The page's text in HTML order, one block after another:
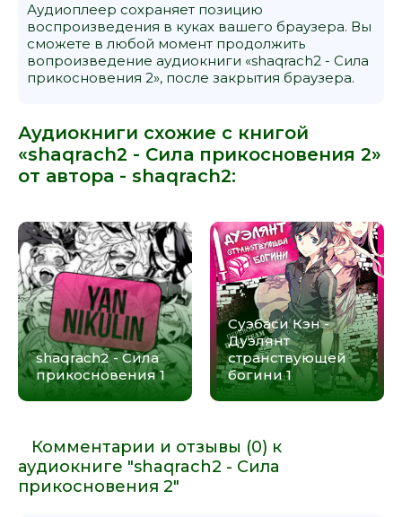
Аудиоплеер сохраняет позицию
воспроизведения в куках вашего браузера. Вы
сможете в любой момент продолжить
вопроизведение аудиокниги «shaqrach2 - Сила
прикосновения 2», после закрытия браузера.
Аудиокниги схожие с книгой
«shaqrach2 - Сила прикосновения 2»
от автора - shaqrach2:
shaqrach2 - Сила
прикосновения 1
Суэбаси Кэн -
Дуэлянт
странствующей
богини 1
Комментарии и отзывы (0) к
аудиокниге "shaqrach2 - Сила
прикосновения 2"